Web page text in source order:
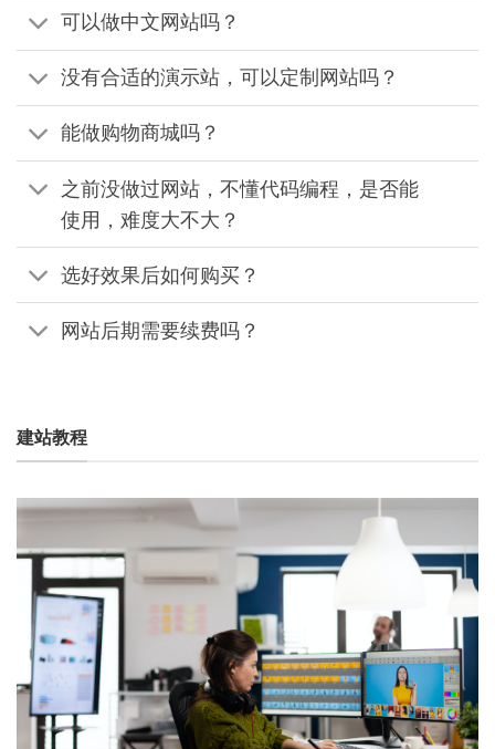
可以做中文网站吗？
没有合适的演示站，可以定制网站吗？
能做购物商城吗？
之前没做过网站，不懂代码编程，是否能
使用，难度大不大？
选好效果后如何购买？
网站后期需要续费吗？
建站教程